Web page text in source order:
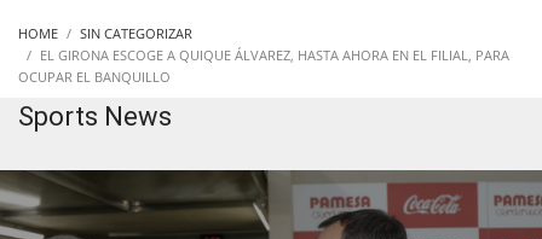
HOME
SIN CATEGORIZAR
EL GIRONA ESCOGE A QUIQUE ÁLVAREZ, HASTA AHORA EN EL FILIAL, PARA
OCUPAR EL BANQUILLO
Sports News